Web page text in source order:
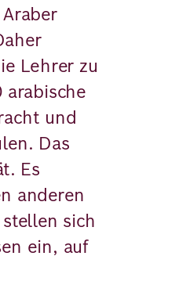
Lehrer zu
und
Das
Es
anderen
sich
ein, auf